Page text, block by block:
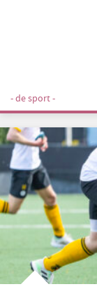
- de sport -